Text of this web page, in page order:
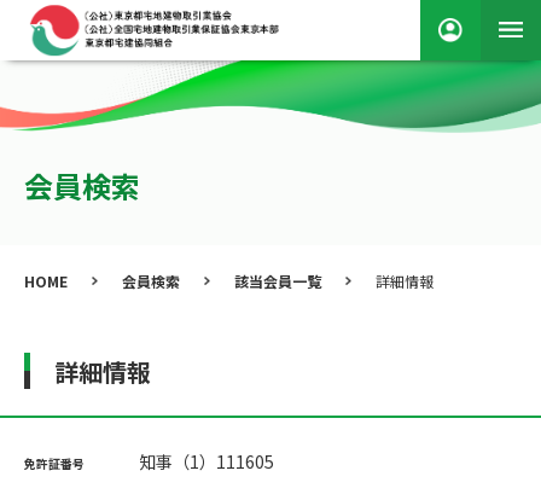
会員検索
HOME 会員検索 該当会員一覧 詳細情報
詳細情報
免許証番号 知事（1）111605